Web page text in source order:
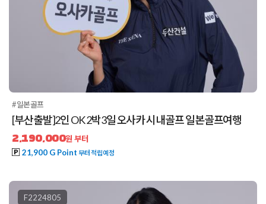
#일본골프
[부산출발]2인 OK 2박3일 오사카 시내골프 일본골프여행
2,190,000원 부터
21,900 G Point 부터 적립예정
F2224805